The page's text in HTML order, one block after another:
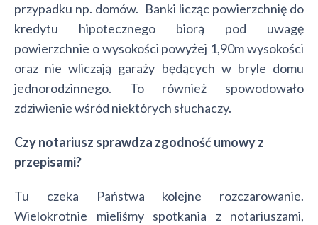
przypadku np. domów. Banki licząc powierzchnię do
kredytu hipotecznego biorą pod uwagę
powierzchnie o wysokości powyżej 1,90m wysokości
oraz nie wliczają garaży będących w bryle domu
jednorodzinnego. To również spowodowało
zdziwienie wśród niektórych słuchaczy.
Czy notariusz sprawdza zgodność umowy z
przepisami?
Tu czeka Państwa kolejne rozczarowanie.
Wielokrotnie mieliśmy spotkania z notariuszami,